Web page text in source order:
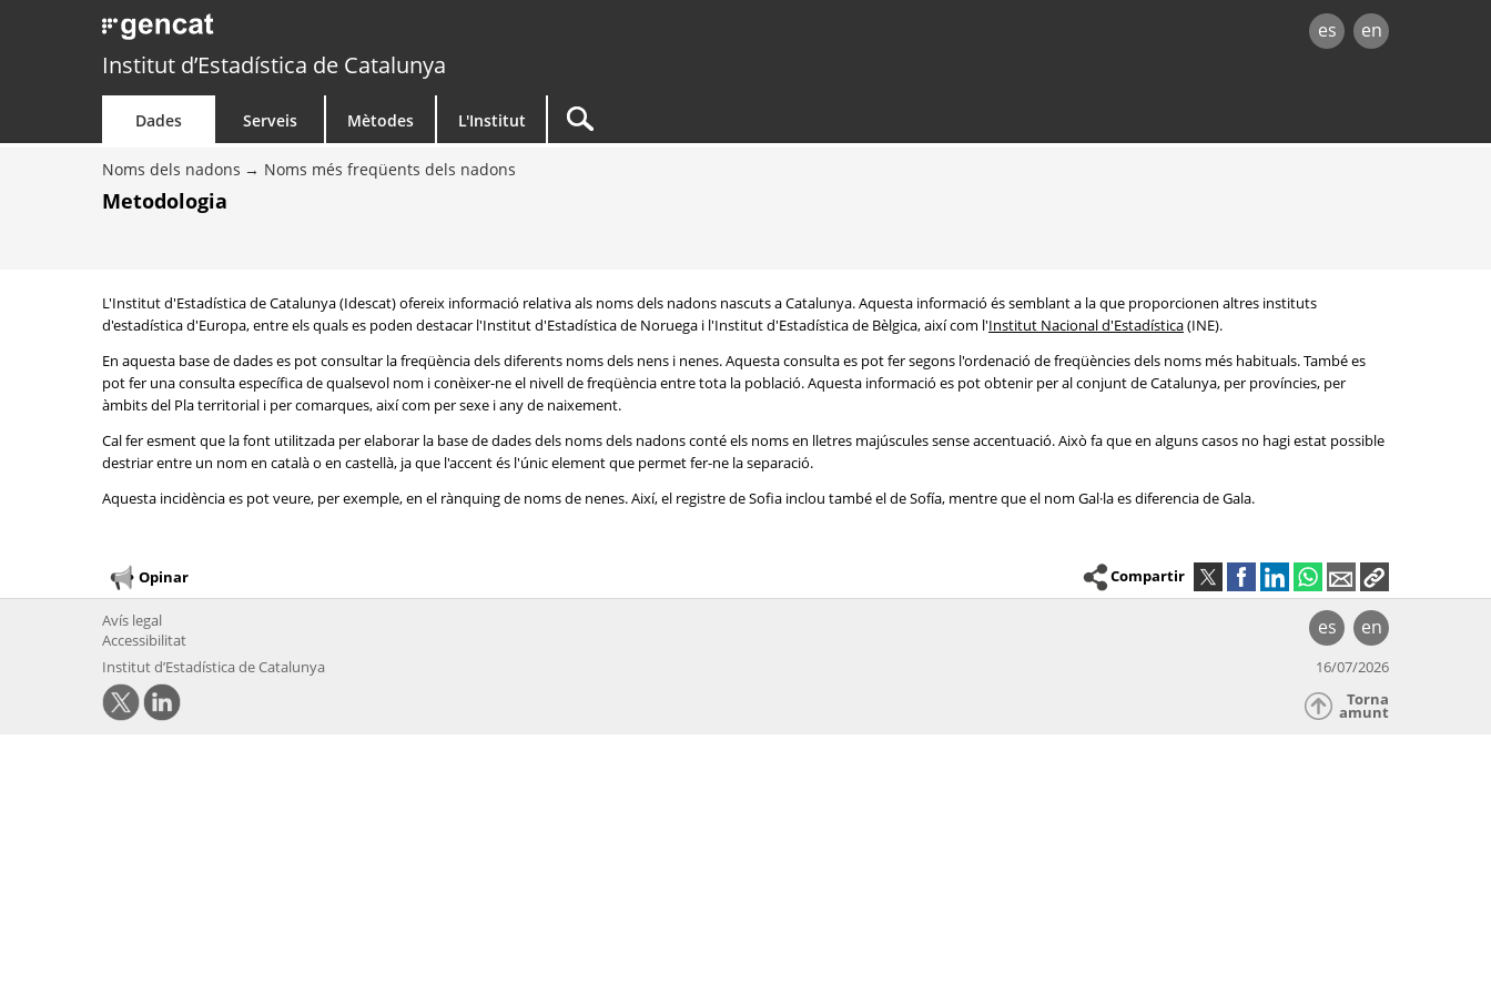
es en
Institut d’Estadística de Catalunya
Dades Serveis Mètodes L'Institut
Noms dels nadons Noms més freqüents dels nadons
Metodologia
L'Institut d'Estadística de Catalunya (Idescat) ofereix informació relativa als noms dels nadons nascuts a Catalunya. Aquesta informació és semblant a la que proporcionen altres instituts
d'estadística d'Europa, entre els quals es poden destacar l'Institut d'Estadística de Noruega i l'Institut d'Estadística de Bèlgica, així com l'Institut Nacional d'Estadística(INE).
En aquesta base de dades es pot consultar la freqüència dels diferents noms dels nens i nenes. Aquesta consulta es pot fer segons l'ordenació de freqüències dels noms més habituals. També es
pot fer una consulta específica de qualsevol nom i conèixer-ne el nivell de freqüència entre tota la població. Aquesta informació es pot obtenir per al conjunt de Catalunya, per províncies, per
àmbits del Pla territorial i per comarques, així com per sexe i any de naixement.
Cal fer esment que la font utilitzada per elaborar la base de dades dels noms dels nadons conté els noms en lletres majúscules sense accentuació. Això fa que en alguns casos no hagi estat possible
destriar entre un nom en català o en castellà, ja que l'accent és l'únic element que permet fer-ne la separació.
Aquesta incidència es pot veure, per exemple, en el rànquing de noms de nenes. Així, el registre de Sofia inclou també el de Sofía, mentre que el nom Gal·la es diferencia de Gala.
Opinar Compartir
es en
Avís legal
Accessibilitat
Institut d’Estadística de Catalunya
16/07/2026
Torna
amunt